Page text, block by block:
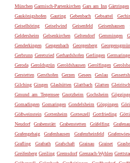
München Garmisch-Partenkirchen Gars am Inn Gärtringen
Gaukönigshofen
Gauting Gebenbach Gebsattel
Geiselhöring
Geiselwind Geisenfeld Geisenhausen
Geldersheim
Gelsenkirchen Geltendorf Gemmingen
Genderkingen
Gengenbach Georgenberg
Gerbrunn Geretsried Gerhardshofen Gerlingen
Geroda Geroldsgrün Geroldshausen Gerolfingen
Gerstetten
Gersthofen Gerzen Gesees Geslau
Gilching Gingen Glashütten Glattbach Glatten Gleiritsch
Gmund am Tegernsee Gnotzheim Gochsheim
Gomadingen Gomaringen Gondelsheim Göppingen
Gößweinstein Gottenheim Gotteszell Gottfrieding
Neudorf
Grabenstätt Grabenstetten Gräfelfing Grafenau
Grafengehaig
Grafenhausen Grafenrheinfeld
Grafling
Grafrath Grafschaft Grainau Grainet
Greifenberg Greiling Gremsdorf Grenzach-Wyhlen